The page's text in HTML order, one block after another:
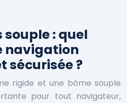
souple : quel
navigation
sécurisée ?
rigide et une bôme souple
pour tout navigateur,